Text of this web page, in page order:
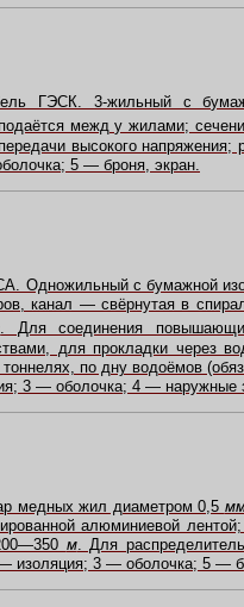
ГЭСК. 3-жильный с
межд у жилами;
высокого напряжения;
5 — броня, экран.
с бумажной
канал — свёрнутая в
. Для соединения
для прокладки через
по дну водоёмов
3 — оболочка; 4 — наружные
медных жил диаметром 0,5
алюминиевой
м. Для
изоляция; 3 — оболочка; 5 —